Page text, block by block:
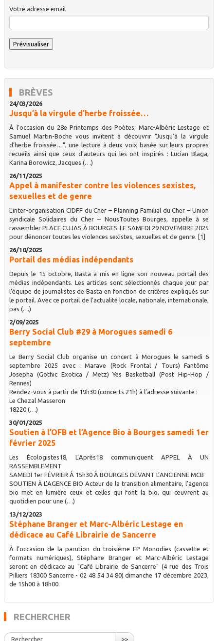
Votre adresse email
BRÈVES
24/03/2026
Jusqu’à la virgule d’herbe froissée…
À l’occasion du 28e Printemps des Poètes, Marc-Albéric Lestage et
Samuel Martin-Boche vous invitent à découvrir "Jusqu’à la virgule
d’herbe froissée…", une lecture à deux voix basée sur leurs propres
recueils ainsi que ceux d’auteurs qui les ont inspirés : Lucian Blaga,
Karina Borowicz, Jacques (…)
26/11/2025
Appel à manifester contre les violences sexistes,
sexuelles et de genre
L’inter-organisation CIDFF du Cher – Planning Familial du Cher – Union
syndicale Solidaires du Cher – NousToutes Bourges, appelle à se
rassembler PLACE CUJAS À BOURGES LE SAMEDI 29 NOVEMBRE 2025
pour dénoncer toutes les violences sexistes, sexuelles et de genre. [1]
26/10/2025
Portail des médias indépendants
Depuis le 15 octobre, Basta a mis en ligne son nouveau portail des
médias indépendants. Les articles sont sélectionnés chaque jour par
l’équipe de journalistes de Basta en fonction de critères expliqués sur
le portail. Avec ce portail de l’actualité locale, nationale, internationale,
pas (…)
2/09/2025
Berry Social Club #29 à Morogues samedi 6
septembre
Le Berry Social Club organise un concert à Morogues le samedi 6
septembre 2025 avec : Marave (Rock Frontal / Tours) Fantôme
Josepha (Gothic Exotica / Metz) Yes Basketball (Post Hip-Hop /
Rennes)
Rendez-vous à partir de 19h30 (concerts 21h) à l’adresse suivante :
Le Chezal Masseron
18220 (…)
30/01/2025
Soutien à l’OFB et l’Agence Bio à Bourges samedi 1er
février 2025
Les Écologistes18, L’Après18 communiquent APPEL À UN
RASSEMBLEMENT
SAMEDI 1er FÉVRIER À 15h30 À BOURGES DEVANT L’ANCIENNE MCB
SOUTIEN À L’AGENCE BIO Acteur de la transition alimentaire, l’agence
bio met en lumière ceux et celles qui font la bio, qui œuvrent au
quotidien pour une (…)
13/12/2023
Stéphane Branger et Marc-Albéric Lestage en
dédicace au Café Librairie de Sancerre
À l’occasion de la parution du troisième EP Monodies (cassette et
formats numériques), Stéphane Branger et Marc-Albéric Lestage
seront en dédicace au "Café Librairie de Sancerre" (4 rue des Trois
Pilliers 18300 Sancerre - 02 48 54 34 80) dimanche 17 décembre 2023,
de 15h00 à 18h00.
RECHERCHER
>>